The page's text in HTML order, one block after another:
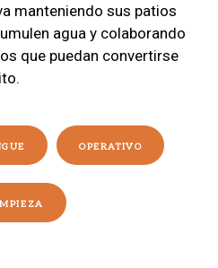
manteniendo sus patios
agua y colaborando
que puedan convertirse
OPERATIVO